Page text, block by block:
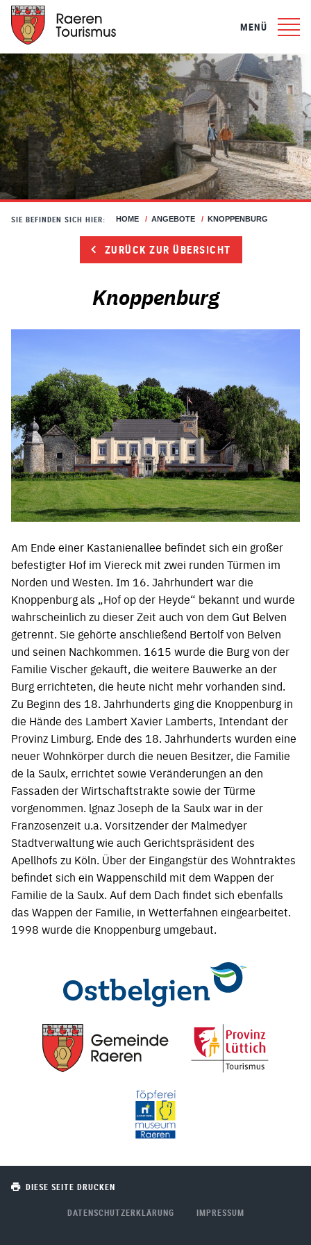
MENÜ
SIE BEFINDEN SICH HIER: HOME / ANGEBOTE / KNOPPENBURG
ZURÜCK ZUR ÜBERSICHT
Knoppenburg
Am Ende einer Kastanienallee befindet sich ein großer
befestigter Hof im Viereck mit zwei runden Türmen im
Norden und Westen. Im 16. Jahrhundert war die
Knoppenburg als „Hof op der Heyde“ bekannt und wurde
wahrscheinlich zu dieser Zeit auch von dem Gut Belven
getrennt. Sie gehörte anschließend Bertolf von Belven
und seinen Nachkommen. 1615 wurde die Burg von der
Familie Vischer gekauft, die weitere Bauwerke an der
Burg errichteten, die heute nicht mehr vorhanden sind.
Zu Beginn des 18. Jahrhunderts ging die Knoppenburg in
die Hände des Lambert Xavier Lamberts, Intendant der
Provinz Limburg. Ende des 18. Jahrhunderts wurden eine
neuer Wohnkörper durch die neuen Besitzer, die Familie
de la Saulx, errichtet sowie Veränderungen an den
Fassaden der Wirtschaftstrakte sowie der Türme
vorgenommen. lgnaz Joseph de la Saulx war in der
Franzosenzeit u.a. Vorsitzender der Malmedyer
Stadtverwaltung wie auch Gerichtspräsident des
Apellhofs zu Köln. Über der Eingangstür des Wohntraktes
befindet sich ein Wappenschild mit dem Wappen der
Familie de la Saulx. Auf dem Dach findet sich ebenfalls
das Wappen der Familie, in Wetterfahnen eingearbeitet.
1998 wurde die Knoppenburg umgebaut.
DATENSCHUTZERKLÄRUNG IMPRESSUM
DIESE SEITE DRUCKEN